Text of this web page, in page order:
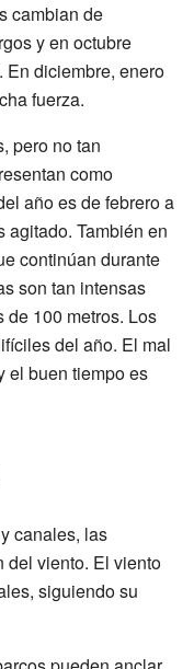
cambian de
y en octubre
diciembre, enero
fuerza.
pero no tan
como
año es de febrero a
agitado. También en
continúan durante
son tan intensas
100 metros. Los
del año. El mal
el buen tiempo es
canales, las
del viento. El viento
siguiendo su